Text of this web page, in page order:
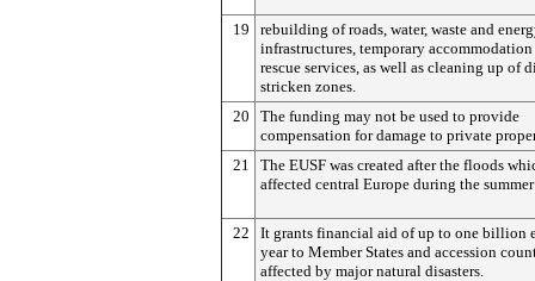
19
rebuilding of roads, water, waste and
infrastructures, temporary accommodation
rescue services, as well as cleaning up of
stricken zones.
20
The funding may not be used to provide
compensation for damage to private
21
The EUSF was created after the floods
affected central Europe during the
22
It grants financial aid of up to one billion
year to Member States and accession
affected by major natural disasters.